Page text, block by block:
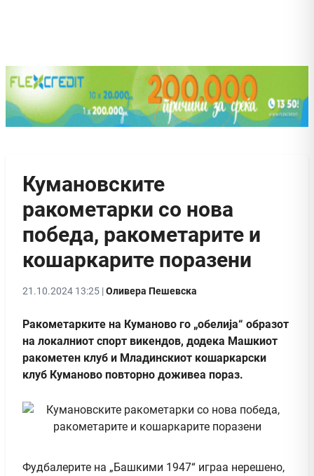
Кумановските
ракометарки со нова
победа, ракометарите и
кошаркарите поразени
21.10.2024 13:25 |Оливера Пешевска
Ракометарките на Куманово го „обелија“ образот
на локалниот спорт викендов, додека Машкиот
ракометен клуб и Младинскиот кошаркарски
клуб Куманово повторно доживеа пораз.
Фудбалерите на „Башкими 1947“ играа нерешено,